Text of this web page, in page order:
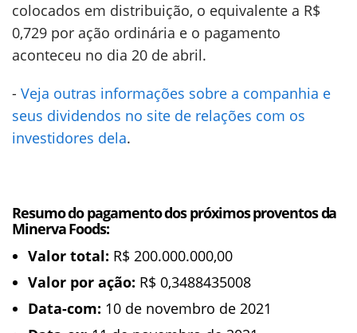
colocados em distribuição, o equivalente a R$
0,729 por ação ordinária e o pagamento
aconteceu no dia 20 de abril.
- Veja outras informações sobre a companhia e
seus dividendos no site de relações com os
investidores dela.
Resumo do pagamento dos próximos proventos da
Minerva Foods:
Valor total: R$ 200.000.000,00
Valor por ação: R$ 0,3488435008
Data-com: 10 de novembro de 2021